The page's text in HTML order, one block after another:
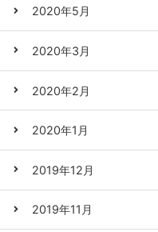
2020年5月
2020年3月
2020年2月
2020年1月
2019年12月
2019年11月